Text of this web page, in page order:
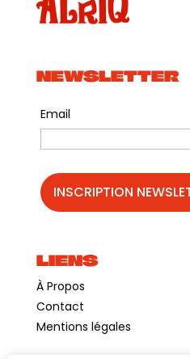
NEWSLETTER
Email
LIENS
À Propos
Contact
Mentions légales